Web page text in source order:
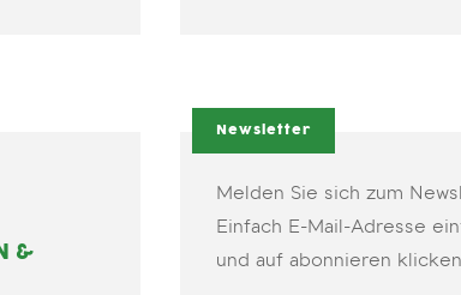
&
Newsletter
Melden Sie sich zum
Einfach E-Mail-Adresse
und auf abonnieren